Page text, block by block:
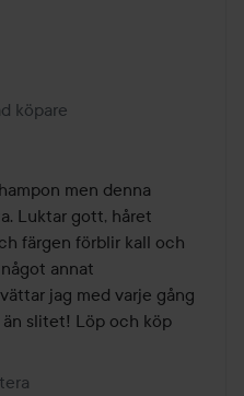
5 år
köpare
men denna
Luktar gott, håret
färgen förblir kall och
annat
jag med varje gång
slitet! Löp och köp